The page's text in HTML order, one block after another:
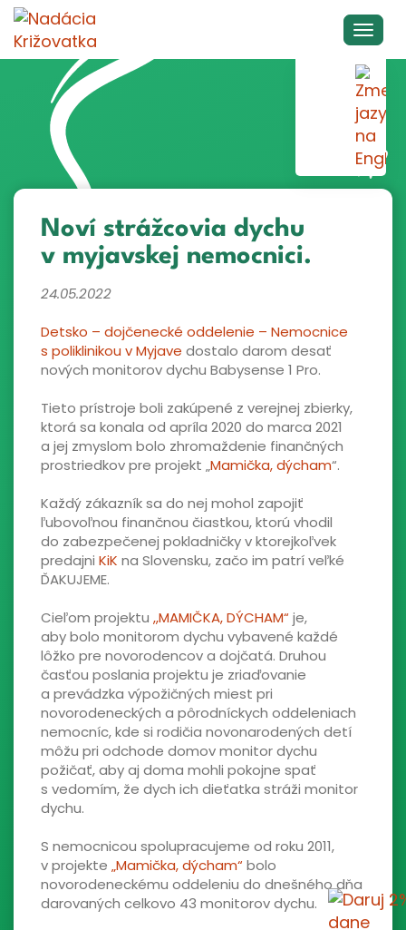
Noví strážcovia dychu
v myjavskej nemocnici.
24.05.2022
Detsko – dojčenecké oddelenie – Nemocnice
s poliklinikou v Myjave dostalo darom desať
nových monitorov dychu Babysense 1 Pro.
Tieto prístroje boli zakúpené z verejnej zbierky,
ktorá sa konala od apríla 2020 do marca 2021
a jej zmyslom bolo zhromaždenie finančných
prostriedkov pre projekt „Mamička, dýcham“.
Každý zákazník sa do nej mohol zapojiť
ľubovoľnou finančnou čiastkou, ktorú vhodil
do zabezpečenej pokladničky v ktorejkoľvek
predajni KiK na Slovensku, začo im patrí veľké
ĎAKUJEME.
Cieľom projektu ,,MAMIČKA, DÝCHAM“ je,
aby bolo monitorom dychu vybavené každé
lôžko pre novorodencov a dojčatá. Druhou
časťou poslania projektu je zriaďovanie
a prevádzka výpožičných miest pri
novorodeneckých a pôrodníckych oddeleniach
nemocníc, kde si rodičia novonarodených detí
môžu pri odchode domov monitor dychu
požičať, aby aj doma mohli pokojne spať
s vedomím, že dych ich dieťatka stráži monitor
dychu.
S nemocnicou spolupracujeme od roku 2011,
v projekte „Mamička, dýcham“ bolo
novorodeneckému oddeleniu do dnešného dňa
darovaných celkovo 43 monitorov dychu.